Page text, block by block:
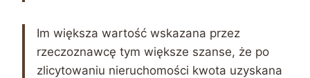
Im większa wartość wskazana przez
rzeczoznawcę tym większe szanse, że po
zlicytowaniu nieruchomości kwota uzyskana